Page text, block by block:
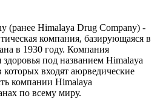
(ранее Himalaya Drug Company) -
компания, базирующаяся в
в 1930 году. Компания
под названием Himalaya
которых входят аюрведические
компании Himalaya
по всему миру.